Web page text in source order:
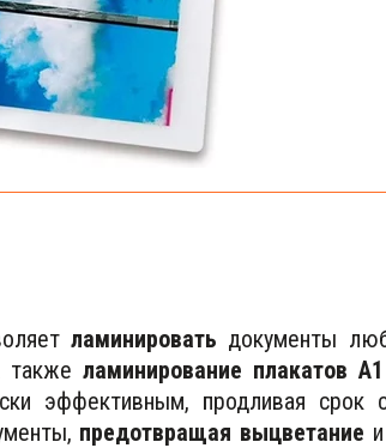
ламинировать документы
ламинирование плакатов А1
эффективным, продливая срок
предотвращая выцветание и